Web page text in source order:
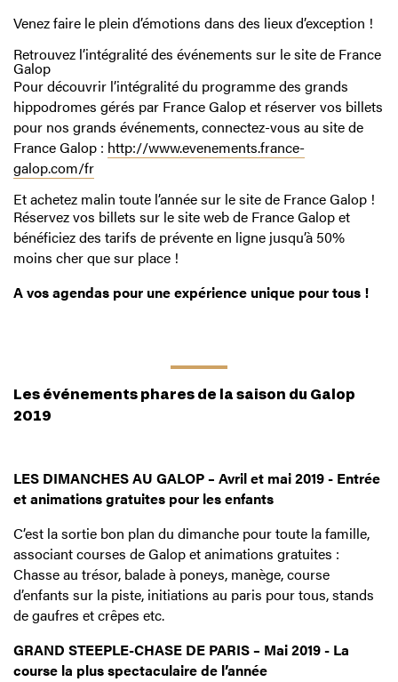
Venez faire le plein d’émotions dans des lieux d’exception !
Retrouvez l’intégralité des événements sur le site de France
Galop
Pour découvrir l’intégralité du programme des grands
hippodromes gérés par France Galop et réserver vos billets
pour nos grands événements, connectez-vous au site de
France Galop : http://www.evenements.france-
galop.com/fr
Et achetez malin toute l’année sur le site de France Galop !
Réservez vos billets sur le site web de France Galop et
bénéficiez des tarifs de prévente en ligne jusqu’à 50%
moins cher que sur place !
A vos agendas pour une expérience unique pour tous !
Les événements phares de la saison du Galop
2019
LES DIMANCHES AU GALOP – Avril et mai 2019 - Entrée
et animations gratuites pour les enfants
C’est la sortie bon plan du dimanche pour toute la famille,
associant courses de Galop et animations gratuites :
Chasse au trésor, balade à poneys, manège, course
d’enfants sur la piste, initiations au paris pour tous, stands
de gaufres et crêpes etc.
GRAND STEEPLE-CHASE DE PARIS – Mai 2019 - La
course la plus spectaculaire de l’année